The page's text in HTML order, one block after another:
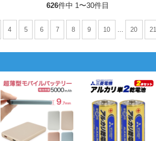
626件中 1〜30件目
4 5 6 7 8 9 10 20 21